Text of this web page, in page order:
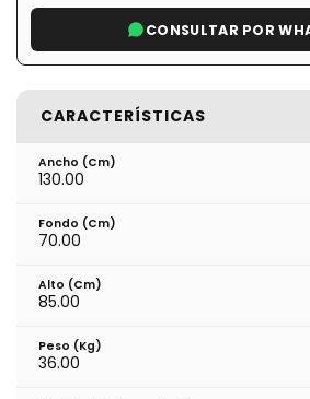
CONSULTAR POR
CARACTERÍSTICAS
Ancho (cm)
130.00
Fondo (cm)
70.00
Alto (cm)
85.00
Peso (kg)
36.00